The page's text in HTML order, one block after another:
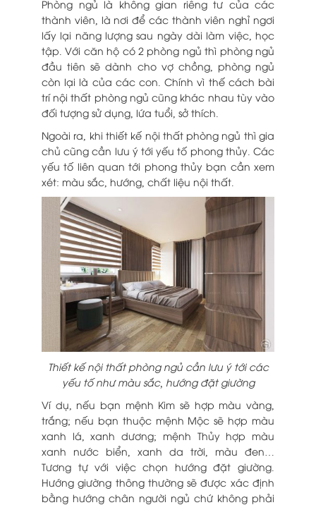
Phòng ngủ là không gian riêng tư của các
thành viên, là nơi để các thành viên nghỉ ngơi
lấy lại năng lượng sau ngày dài làm việc, học
tập. Với căn hộ có 2 phòng ngủ thì phòng ngủ
đầu tiên sẽ dành cho vợ chồng, phòng ngủ
còn lại là của các con. Chính vì thế cách bài
trí nội thất phòng ngủ cũng khác nhau tùy vào
đối tượng sử dụng, lứa tuổi, sở thích.
Ngoài ra, khi thiết kế nội thất phòng ngủ thì gia
chủ cũng cần lưu ý tới yếu tố phong thủy. Các
yếu tố liên quan tới phong thủy bạn cần xem
xét: màu sắc, hướng, chất liệu nội thất.
Thiết kế nội thất phòng ngủ cần lưu ý tới các
yếu tố như màu sắc, hướng đặt giường
Ví dụ, nếu bạn mệnh Kim sẽ hợp màu vàng,
trắng; nếu bạn thuộc mệnh Mộc sẽ hợp màu
xanh lá, xanh dương; mệnh Thủy hợp màu
xanh nước biển, xanh da trời, màu đen…
Tương tự với việc chọn hướng đặt giường.
Hướng giường thông thường sẽ được xác định
bằng hướng chân người ngủ chứ không phải